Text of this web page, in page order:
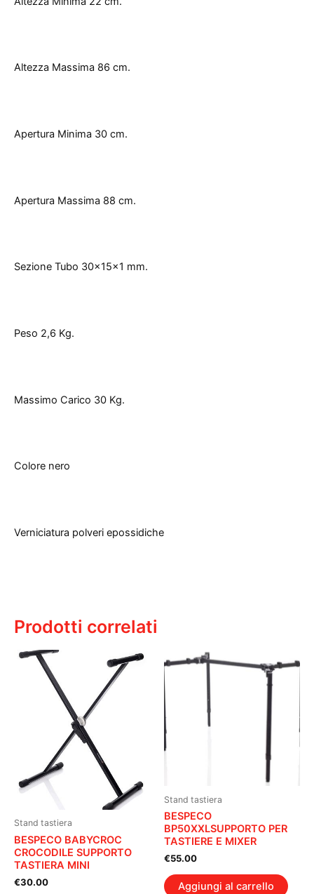
Altezza Massima 86 cm.
Apertura Minima 30 cm.
Apertura Massima 88 cm.
Sezione Tubo 30x15x1 mm.
Peso 2,6 Kg.
Massimo Carico 30 Kg.
Colore nero
Verniciatura polveri epossidiche
Prodotti correlati
Stand tastiera
BESPECO BABYCROC
CROCODILE SUPPORTO
TASTIERA MINI
€30.00
Stand tastiera
BESPECO
BP50XXLSUPPORTO PER
TASTIERE E MIXER
€55.00
Aggiungi al carrello